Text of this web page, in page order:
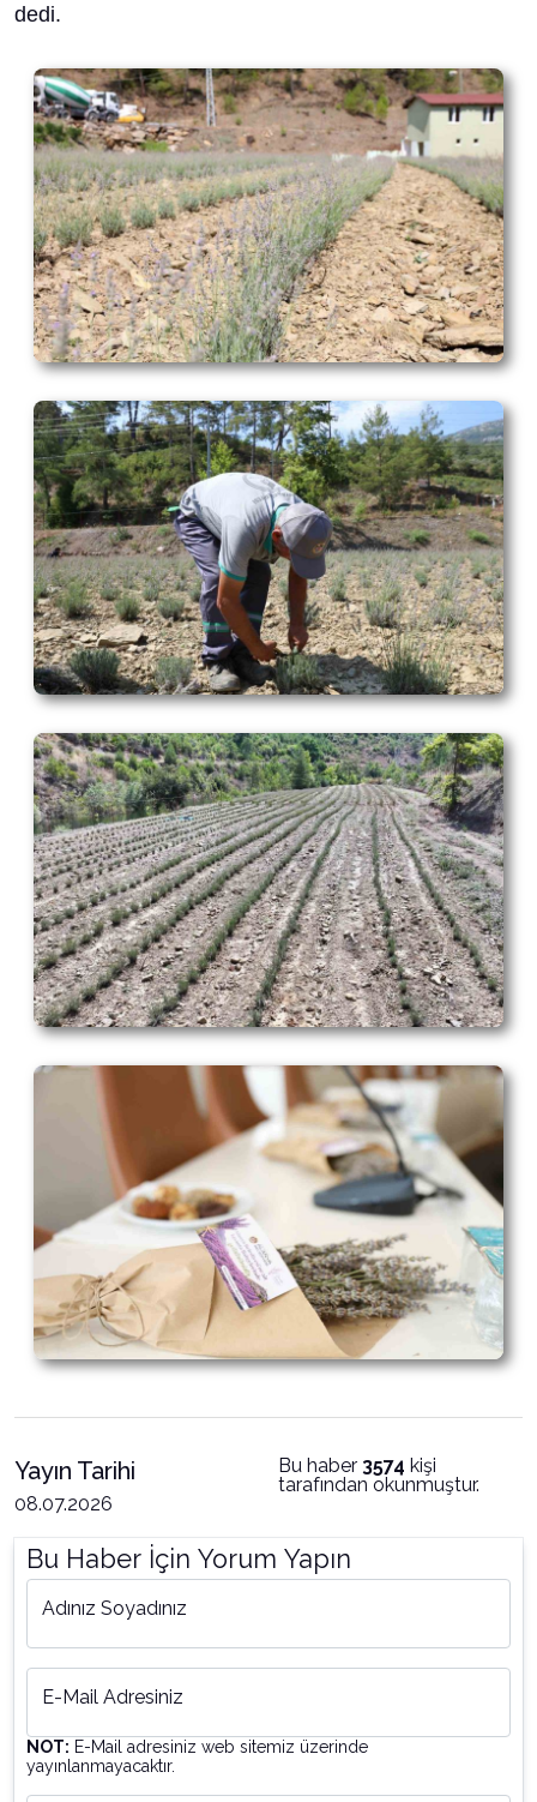
dedi.
Yayın Tarihi
08.07.2026
Bu haber 3574 kişi
tarafından okunmuştur.
Bu Haber İçin Yorum Yapın
Adınız Soyadınız
E-Mail Adresiniz
NOT: E-Mail adresiniz web sitemiz üzerinde
yayınlanmayacaktır.